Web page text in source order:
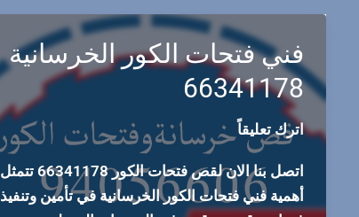
الكور
66341178
فني فتحات الكور الخرسانية
66341178
اترك تعليقاً
اتصل بنا الان لقص فتحات الكور 66341178 تتمثل
أهمية فني فتحات الكور الخرسانية في تأمين وتنفيذ